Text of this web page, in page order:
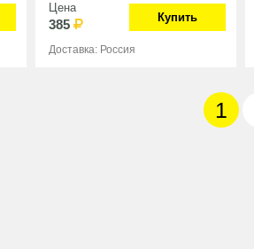
Цена
385 Купить
Доставка: Россия
1